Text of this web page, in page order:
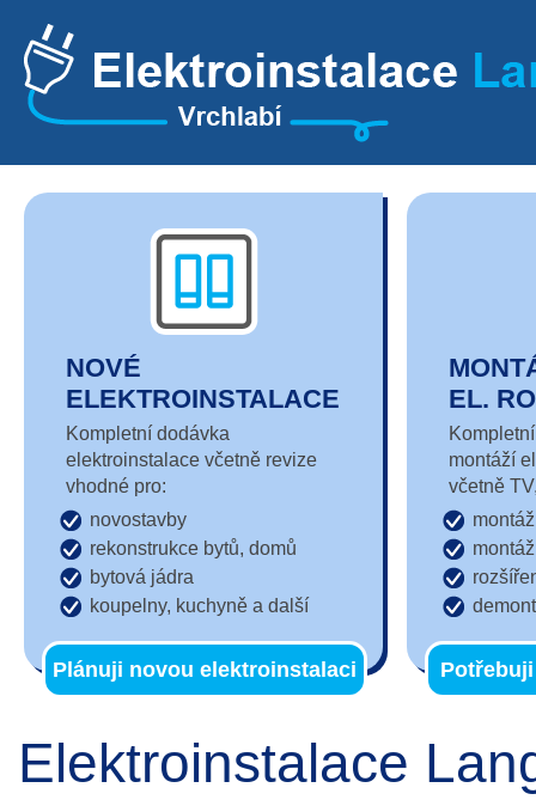
NOVÉ
ELEKTROINSTALACE
Kompletní dodávka
elektroinstalace včetně revize
vhodné pro:
novostavby
rekonstrukce bytů, domů
bytová jádra
koupelny, kuchyně a další
Plánuji novou elektroinstalaci
EL.
montáží
včetně
Elektroinstalace